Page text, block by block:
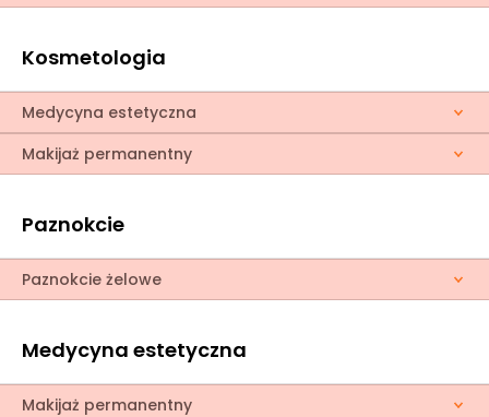
Kosmetologia
Medycyna estetyczna
Makijaż permanentny
Paznokcie
Paznokcie żelowe
Medycyna estetyczna
Makijaż permanentny